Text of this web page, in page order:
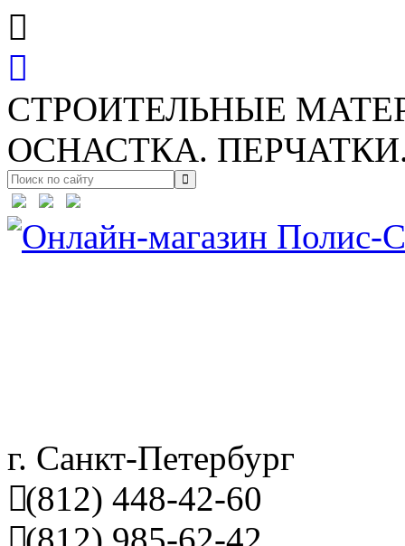
СТРОИТЕЛЬНЫЕ
ОСНАСТКА.
г. Санкт-Петербург
(812) 448-42-60